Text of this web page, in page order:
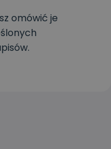
omówić je